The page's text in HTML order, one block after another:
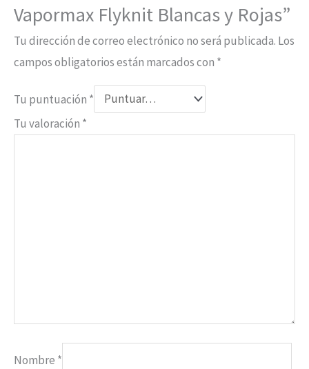
Vapormax Flyknit Blancas y Rojas”
Tu dirección de correo electrónico no será publicada. Los
campos obligatorios están marcados con *
Tu puntuación *
Tu valoración *
Nombre *